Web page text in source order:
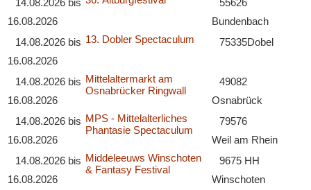
16.08.2026
Bundenbach
14.08.2026 bis
16.08.2026
13. Dobler Spectaculum 75335Dobel
14.08.2026 bis
16.08.2026
Mittelaltermarkt am
Osnabrücker Ringwall
49082
Osnabrück
14.08.2026 bis
16.08.2026
MPS - Mittelalterliches
Phantasie Spectaculum
79576
Weil am Rhein
14.08.2026 bis
16.08.2026
Middeleeuws Winschoten
& Fantasy Festival
9675 HH
Winschoten